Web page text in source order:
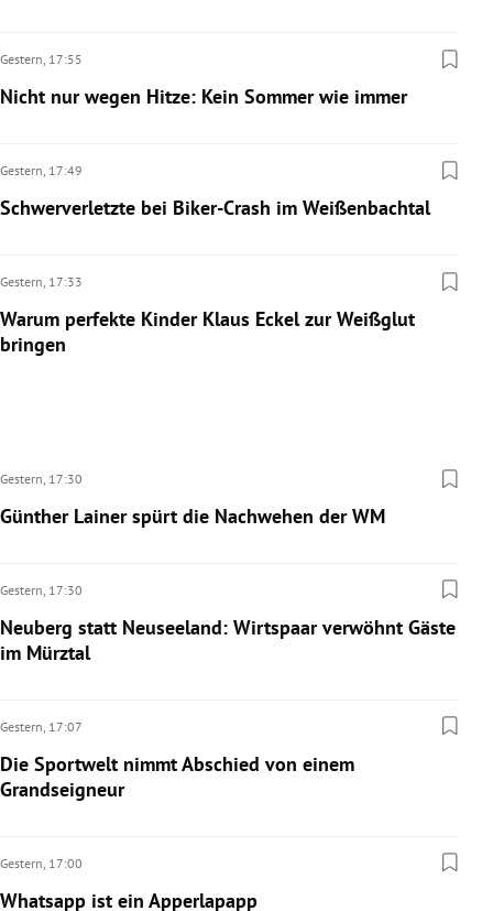
Gestern, 17:55
Nicht nur wegen Hitze: Kein Sommer wie immer
Gestern, 17:49
Schwerverletzte bei Biker-Crash im Weißenbachtal
Gestern, 17:33
Warum perfekte Kinder Klaus Eckel zur Weißglut
bringen
Gestern, 17:30
Günther Lainer spürt die Nachwehen der WM
Gestern, 17:30
Neuberg statt Neuseeland: Wirtspaar verwöhnt Gäste
im Mürztal
Gestern, 17:07
Die Sportwelt nimmt Abschied von einem
Grandseigneur
Gestern, 17:00
Whatsapp ist ein Apperlapapp